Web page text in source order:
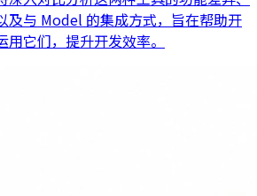
及与 Model 的集成方式，旨在帮助开
它们，提升开发效率。